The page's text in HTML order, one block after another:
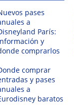
pases
a
París:
y
comprarlos
comprar
y pases
a
baratos